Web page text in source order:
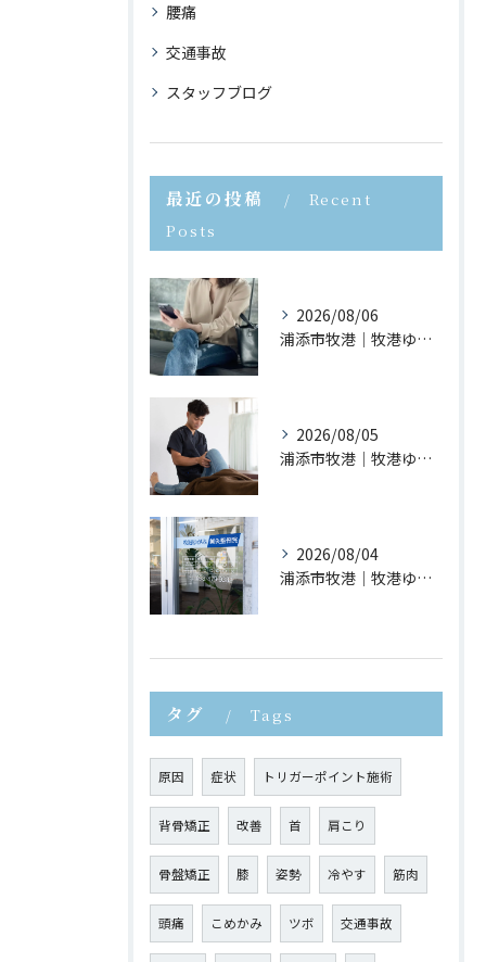
腰痛
交通事故
スタッフブログ
最近の投稿
Recent
Posts
2026/08/06
浦添市牧港｜牧港ゆがみ鍼灸整骨院｜スマホ首が身体に与える影響とは？
2026/08/05
浦添市牧港｜牧港ゆがみ鍼灸整骨院｜夏休みに増えるスポーツ障害とは？
2026/08/04
浦添市牧港｜牧港ゆがみ鍼灸整骨院｜長時間座ると腰が痛くなる理由とは？
タグ Tags
原因 症状 トリガーポイント施術
背骨矯正 改善 首 肩こり
骨盤矯正 膝 姿勢 冷やす 筋肉
頭痛 こめかみ ツボ 交通事故